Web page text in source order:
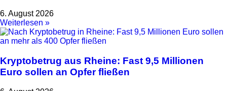
6. August 2026
Weiterlesen »
Kryptobetrug aus Rheine: Fast 9,5 Millionen
Euro sollen an Opfer fließen